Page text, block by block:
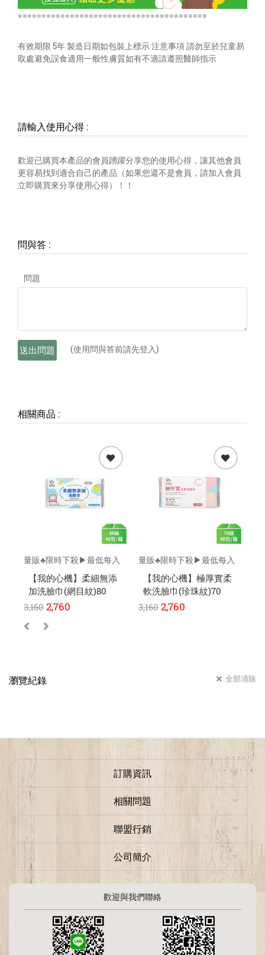
========================================
有效期限 5年 製造日期如包裝上標示 注意事項 請勿至於兒童易
取處避免誤食適用一般性膚質如有不適請遵照醫師指示
請輸入使用心得 :
歡迎已購買本產品的會員踴躍分享您的使用心得，讓其他會員
更容易找到適合自己的產品（如果您還不是會員，請加入會員
立即購買來分享使用心得）！！
問與答 :
問題
送出問題 (使用問與答前請先登入)
相關商品 :
量販♣限時下殺▶最低每入
$57元
【我的心機】柔細無添
加洗臉巾(網目紋)80
抽-40包/箱
3,160 2,760
量販♣限時下殺▶最低每入
$59元
【我的心機】極厚實柔
軟洗臉巾(珍珠紋)70
抽-40包/箱
3,160 2,760
瀏覽紀錄 全部清除
訂購資訊
相關問題
聯盟行銷
公司簡介
歡迎與我們聯絡